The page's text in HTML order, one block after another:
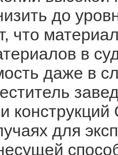
до
что
в
даже в
для